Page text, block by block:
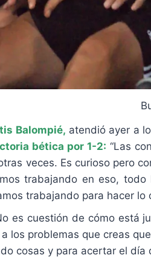
Balompié, atendió ayer a
bética por 1-2: “Las
veces. Es curioso pero
trabajando en eso,
trabajando para hacer
es cuestión de cómo está
los problemas que creas
cosas y para acertar el